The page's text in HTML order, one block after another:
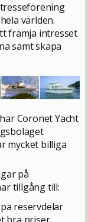
världen.
främja intresset
samt skapa
Coronet Yacht
mycket billiga
på
tillgång till:
reservdelar
bra priser